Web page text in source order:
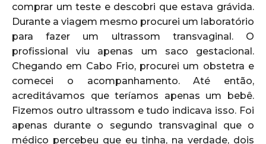
comprar um teste e descobri que estava grávida.
Durante a viagem mesmo procurei um laboratório
para fazer um ultrassom transvaginal. O
profissional viu apenas um saco gestacional.
Chegando em Cabo Frio, procurei um obstetra e
comecei o acompanhamento. Até então,
acreditávamos que teríamos apenas um bebê.
Fizemos outro ultrassom e tudo indicava isso. Foi
apenas durante o segundo transvaginal que o
médico percebeu que eu tinha, na verdade, dois